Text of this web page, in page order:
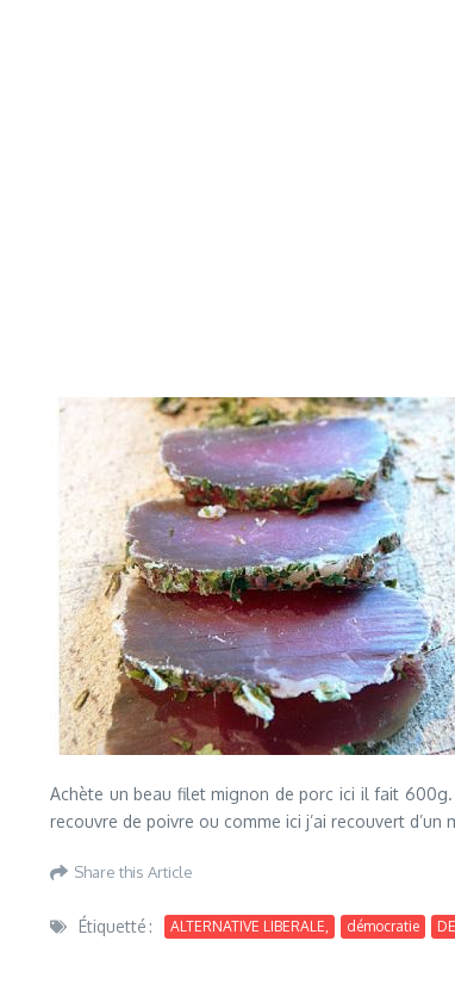
Achète un beau filet mignon de porc ici il fait
recouvre de poivre ou comme ici j’ai recouvert
Share this Article
Étiquetté : ALTERNATIVE LIBERALE, démocratie